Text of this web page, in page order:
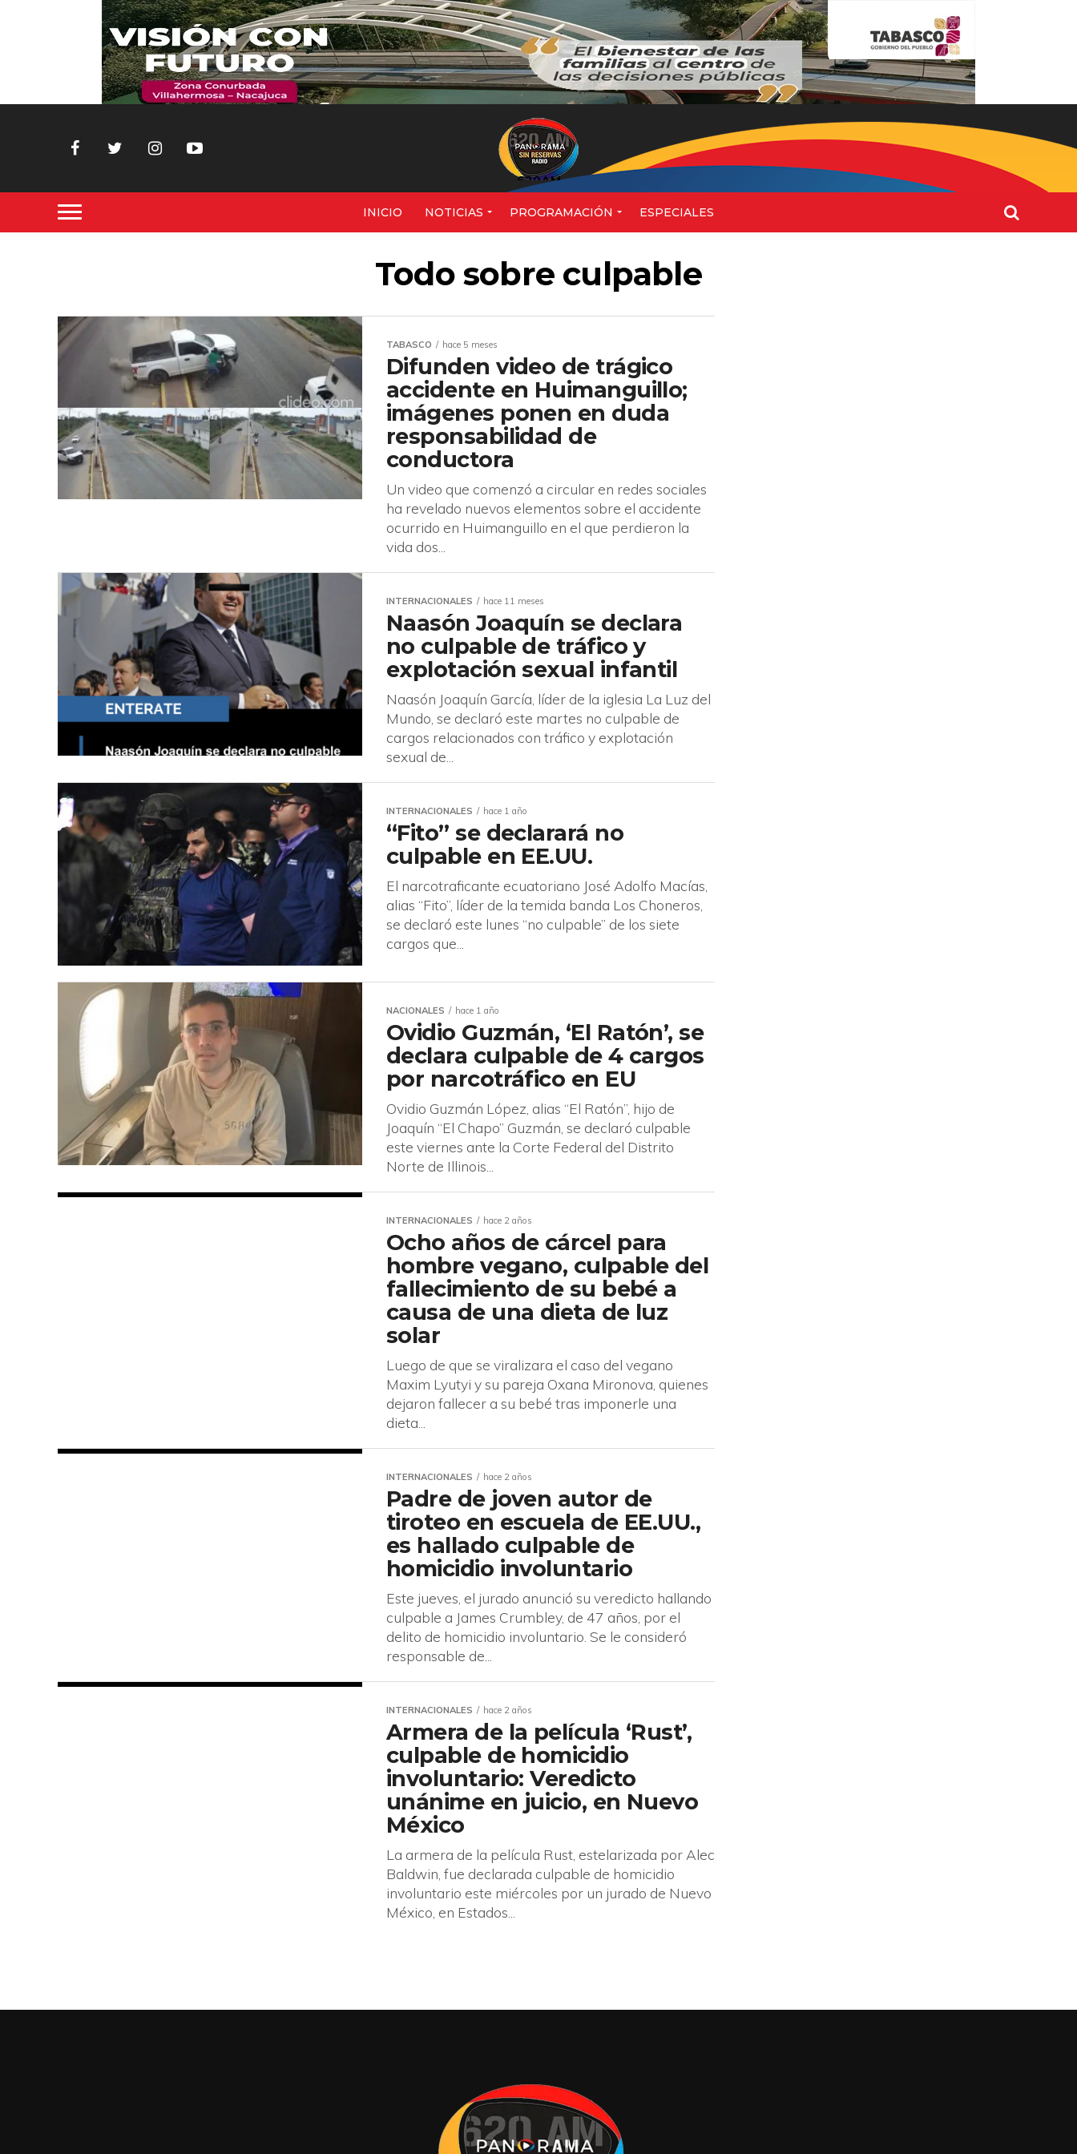
620AM
INICIO NOTICIAS PROGRAMACIÓN ESPECIALES
Todo sobre culpable
TABASCO hace 5 meses
Difunden video de trágico
accidente en Huimanguillo;
imágenes ponen en duda
responsabilidad de
conductora
Un video que comenzó a circular en redes sociales
ha revelado nuevos elementos sobre el accidente
ocurrido en Huimanguillo en el que perdieron la
vida dos...
INTERNACIONALES hace 11 meses
Naasón Joaquín se declara
no culpable de tráfico y
explotación sexual infantil
Naasón Joaquín García, líder de la iglesia La Luz del
Mundo, se declaró este martes no culpable de
cargos relacionados con tráfico y explotación
sexual de...
INTERNACIONALES hace 1 año
“Fito” se declarará no
culpable en EE.UU.
El narcotraficante ecuatoriano José Adolfo Macías,
alias “Fito”, líder de la temida banda Los Choneros,
se declaró este lunes “no culpable” de los siete
cargos que...
NACIONALES hace 1 año
Ovidio Guzmán, ‘El Ratón’, se
declara culpable de 4 cargos
por narcotráfico en EU
Ovidio Guzmán López, alias “El Ratón”, hijo de
Joaquín “El Chapo” Guzmán, se declaró culpable
este viernes ante la Corte Federal del Distrito
Norte de Illinois...
INTERNACIONALES hace 2 años
Ocho años de cárcel para
hombre vegano, culpable del
fallecimiento de su bebé a
causa de una dieta de luz
solar
Luego de que se viralizara el caso del vegano
Maxim Lyutyi y su pareja Oxana Mironova, quienes
dejaron fallecer a su bebé tras imponerle una
dieta...
INTERNACIONALES hace 2 años
Padre de joven autor de
tiroteo en escuela de EE.UU.,
es hallado culpable de
homicidio involuntario
Este jueves, el jurado anunció su veredicto hallando
culpable a James Crumbley, de 47 años, por el
delito de homicidio involuntario. Se le consideró
responsable de...
INTERNACIONALES hace 2 años
Armera de la película ‘Rust’,
culpable de homicidio
involuntario: Veredicto
unánime en juicio, en Nuevo
México
La armera de la película Rust, estelarizada por Alec
Baldwin, fue declarada culpable de homicidio
involuntario este miércoles por un jurado de Nuevo
México, en Estados...